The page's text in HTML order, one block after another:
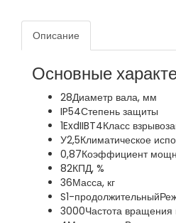
Описание
Основные
28Диаметр вала, мм
IP54Степень защиты
1ExdIIBT4Класс
У2,5Климатическое
0,87Коэффициент
82КПД, %
36Масса, кг
S1-продолжительный
3000Частота